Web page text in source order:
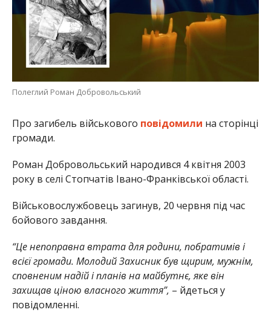
Полеглий Роман Добровольський
Про загибель військового повідомили на сторінці
громади.
Роман Добровольський народився 4 квітня 2003
року в селі Стопчатів Івано-Франківської області.
Військовослужбовець загинув, 20 червня під час
бойового завдання.
“Це непоправна втрата для родини, побратимів і
всієї громади. Молодий Захисник був щирим, мужнім,
сповненим надій і планів на майбутнє, яке він
захищав ціною власного життя”, – йдеться у
повідомленні.